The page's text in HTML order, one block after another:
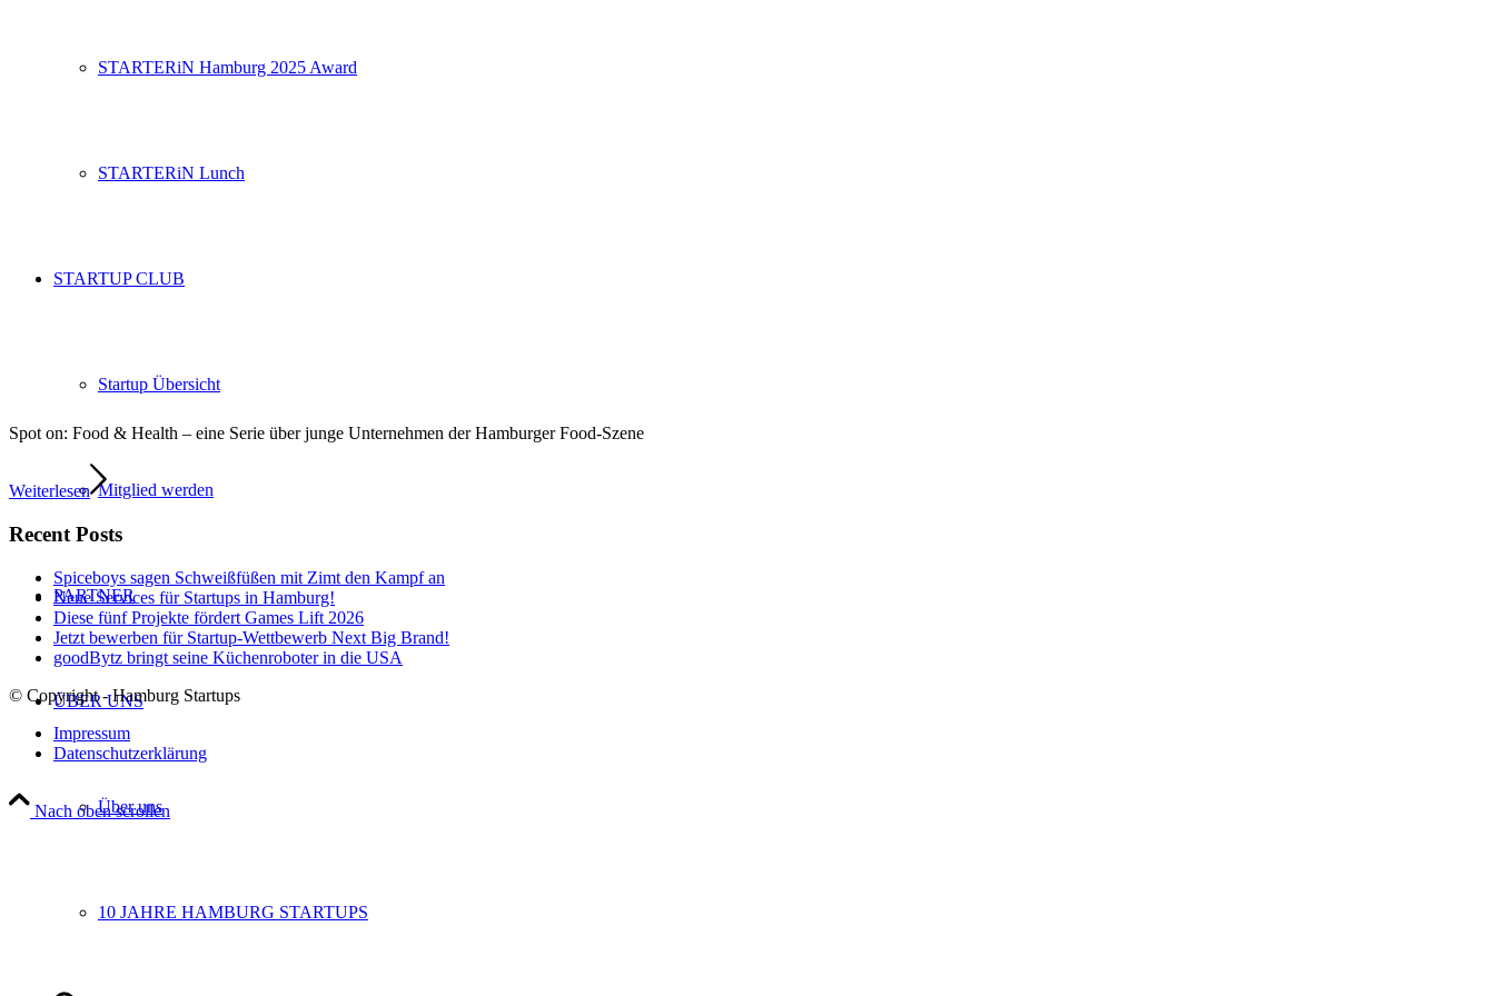
STARTERiN Hamburg 2025 Award
STARTERiN Lunch
STARTUP CLUB
Startup Übersicht
Mitglied werden
PARTNER
ÜBER UNS
Über uns
10 JAHRE HAMBURG STARTUPS
Spot on: Food & Health – eine Serie über junge Unternehmen der Hamburger Food-Szene
Weiterlesen
Recent Posts
Spiceboys sagen Schweißfüßen mit Zimt den Kampf an
Neue Services für Startups in Hamburg!
Diese fünf Projekte fördert Games Lift 2026
Jetzt bewerben für Startup-Wettbewerb Next Big Brand!
goodBytz bringt seine Küchenroboter in die USA
© Copyright - Hamburg Startups
Impressum
Datenschutzerklärung
Nach oben scrollen